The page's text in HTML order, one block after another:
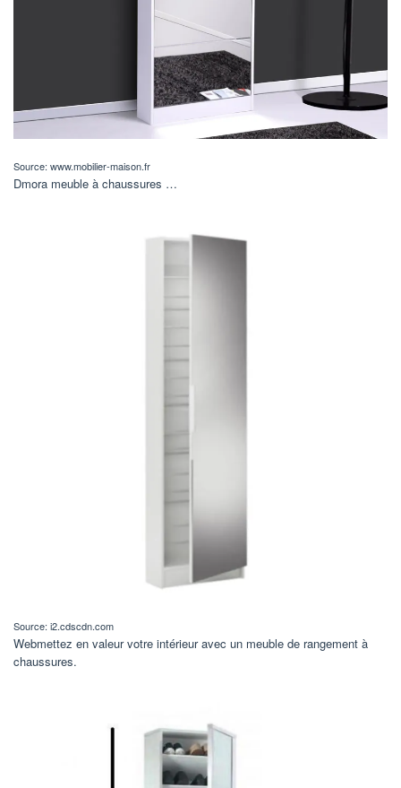
Source: www.mobilier-maison.fr
Dmora meuble à chaussures …
Source: i2.cdscdn.com
Webmettez en valeur votre intérieur avec un meuble de rangement à
chaussures.